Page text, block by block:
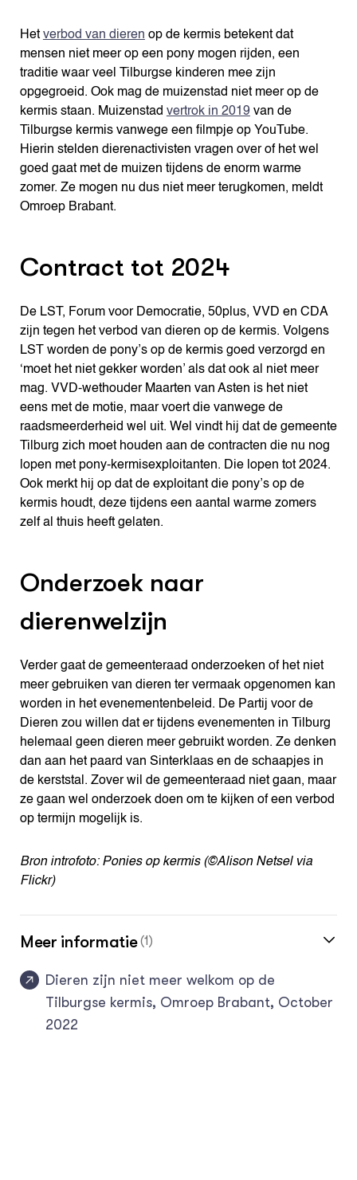
Het verbod van dieren op de kermis betekent dat
mensen niet meer op een pony mogen rijden, een
traditie waar veel Tilburgse kinderen mee zijn
opgegroeid. Ook mag de muizenstad niet meer op de
kermis staan. Muizenstad vertrok in 2019 van de
Tilburgse kermis vanwege een filmpje op YouTube.
Hierin stelden dierenactivisten vragen over of het wel
goed gaat met de muizen tijdens de enorm warme
zomer. Ze mogen nu dus niet meer terugkomen, meldt
Omroep Brabant.
Contract tot 2024
De LST, Forum voor Democratie, 50plus, VVD en CDA
zijn tegen het verbod van dieren op de kermis. Volgens
LST worden de pony’s op de kermis goed verzorgd en
‘moet het niet gekker worden’ als dat ook al niet meer
mag. VVD-wethouder Maarten van Asten is het niet
eens met de motie, maar voert die vanwege de
raadsmeerderheid wel uit. Wel vindt hij dat de gemeente
Tilburg zich moet houden aan de contracten die nu nog
lopen met pony-kermisexploitanten. Die lopen tot 2024.
Ook merkt hij op dat de exploitant die pony’s op de
kermis houdt, deze tijdens een aantal warme zomers
zelf al thuis heeft gelaten.
Onderzoek naar
dierenwelzijn
Verder gaat de gemeenteraad onderzoeken of het niet
meer gebruiken van dieren ter vermaak opgenomen kan
worden in het evenementenbeleid. De Partij voor de
Dieren zou willen dat er tijdens evenementen in Tilburg
helemaal geen dieren meer gebruikt worden. Ze denken
dan aan het paard van Sinterklaas en de schaapjes in
de kerststal. Zover wil de gemeenteraad niet gaan, maar
ze gaan wel onderzoek doen om te kijken of een verbod
op termijn mogelijk is.
Bron introfoto: Ponies op kermis (©Alison Netsel via
Flickr)
Meer informatie (1)
Dieren zijn niet meer welkom op de
Tilburgse kermis, Omroep Brabant, October
2022